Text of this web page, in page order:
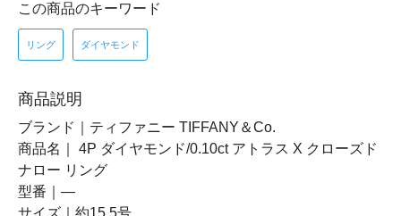
この商品のキーワード
リング ダイヤモンド
商品説明
ブランド｜ティファニー TIFFANY＆Co.
商品名｜ 4P ダイヤモンド/0.10ct アトラス X クローズド
ナロー リング
型番｜―
サイズ｜約15.5号